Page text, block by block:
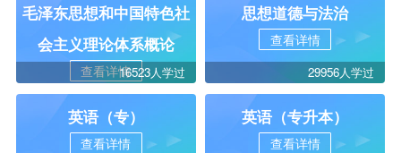
毛泽东思想和中国特色社
会主义理论体系概论
查看详情16523人学过
思想道德与法治
查看详情
29956人学过
英语（专）
查看详情
英语（专升本）
查看详情